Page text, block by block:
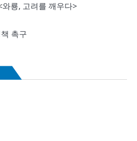
룡, 고려를 깨우다>
촉구